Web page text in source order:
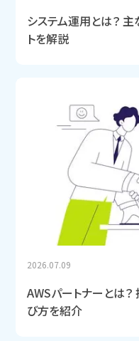
システム運用とは？
トを解説
2026.07.09
AWSパートナーとは
び方を紹介